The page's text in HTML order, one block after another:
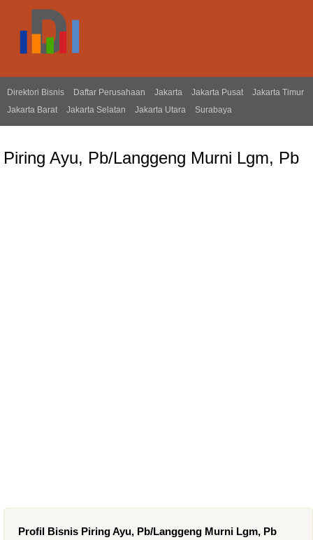
Direktori Bisnis Daftar Perusahaan Jakarta Jakarta Pusat
Jakarta Timur
Jakarta Barat
Jakarta Selatan Jakarta Utara Surabaya
Piring Ayu, Pb/Langgeng Murni Lgm, Pb
Profil Bisnis Piring Ayu, Pb/Langgeng Murni Lgm, Pb